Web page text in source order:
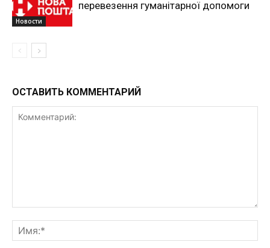
Новости
перевезення гуманітарної допомоги
ОСТАВИТЬ КОММЕНТАРИЙ